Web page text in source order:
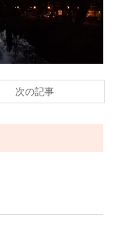
次の記事